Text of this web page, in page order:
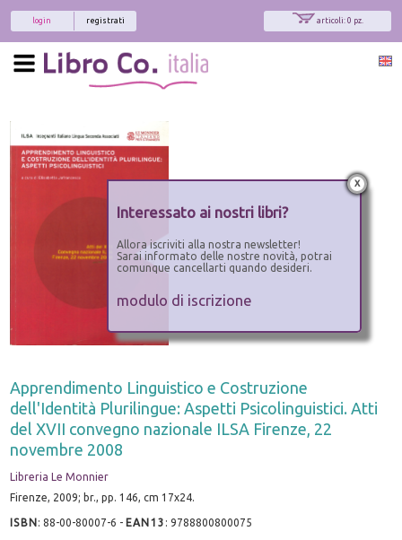
articoli: 0 pz.
registrati
login
Apprendimento Linguistico e Costruzione
dell'Identità Plurilingue: Aspetti Psicolinguistici. Atti
del XVII convegno nazionale ILSA Firenze, 22
novembre 2008
Libreria Le Monnier
Firenze, 2009; br., pp. 146, cm 17x24.
ISBN:88-00-80007-6 - EAN13 :9788800800075
x
Interessato ai nostri libri?
Allora iscriviti alla nostra newsletter!
Sarai informato delle nostre novità, potrai
comunque cancellarti quando desideri.
modulo di iscrizione